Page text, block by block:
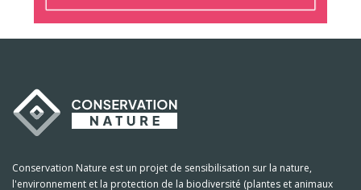
Conservation Nature est un projet de sensibilisation sur la nature,
l'environnement et la protection de la biodiversité (plantes et animaux